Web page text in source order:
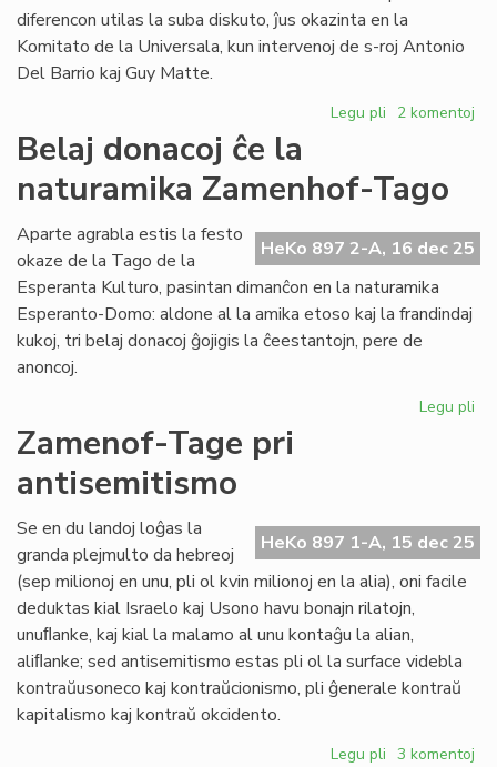
kaj
financoj
diferencon utilas la suba diskuto, ĵus okazinta en la
Komitato de la Universala, kun intervenoj de s-roj Antonio
Del Barrio kaj Guy Matte.
Legu pli pri
diferenco
inter
fonduso
kaj
fondumo/
2 komentoj
Belaj donacoj ĉe la
naturamika Zamenhof-Tago
HeKo 897 2-A, 16 dec 25
Aparte agrabla estis la festo
okaze de la Tago de la
Esperanta Kulturo, pasintan dimanĉon en la naturamika
Esperanto-Domo: aldone al la amika etoso kaj la frandindaj
kukoj, tri belaj donacoj ĝojigis la ĉeestantojn, pere de
anoncoj.
Legu pli
Zamenof-Tage pri
antisemitismo
HeKo 897 1-A, 15 dec 25
Se en du landoj loĝas la
granda plejmulto da hebreoj
(sep milionoj en unu, pli ol kvin milionoj en la alia), oni facile
deduktas kial Israelo kaj Usono havu bonajn rilatojn,
unuﬂanke, kaj kial la malamo al unu kontaĝu la alian,
aliﬂanke; sed antisemitismo estas pli ol la surface videbla
kontraŭusoneco kaj kontraŭcionismo, pli ĝenerale kontraŭ
kapitalismo kaj kontraŭ okcidento.
Legu pli pri
3 komentoj